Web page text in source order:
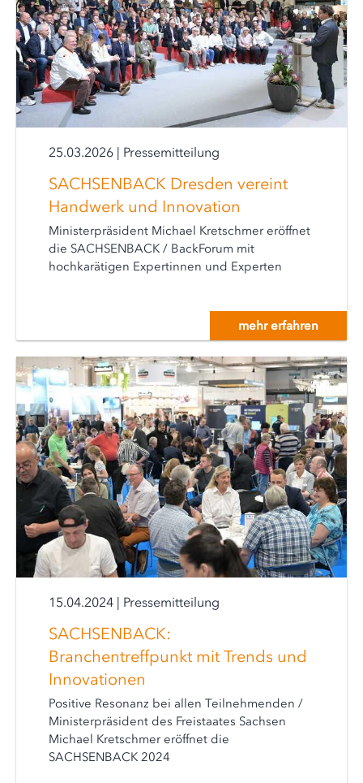
25.03.2026 | Pressemitteilung
SACHSENBACK Dresden vereint
Handwerk und Innovation
Ministerpräsident Michael Kretschmer eröffnet
die SACHSENBACK / BackForum mit
hochkarätigen Expertinnen und Experten
mehr erfahren
15.04.2024 | Pressemitteilung
SACHSENBACK:
Branchentreffpunkt mit Trends und
Innovationen
Positive Resonanz bei allen Teilnehmenden /
Ministerpräsident des Freistaates Sachsen
Michael Kretschmer eröffnet die
SACHSENBACK 2024